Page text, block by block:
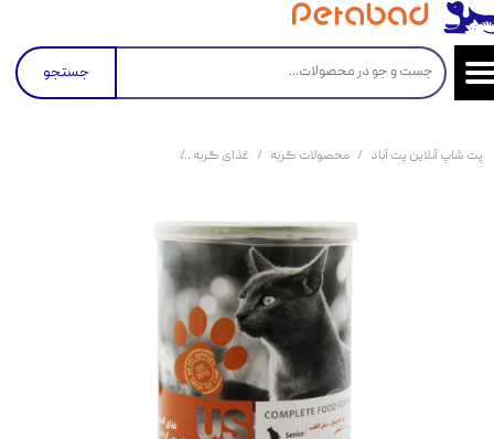
جستجو
پت شاپ آنلاین پت آباد محصولات گربه غذای گربه